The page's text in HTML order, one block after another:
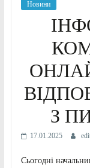
Новини
З
17.01.2025
Сьогодні